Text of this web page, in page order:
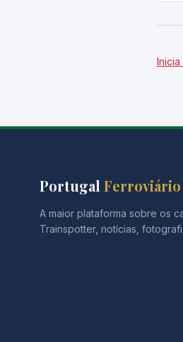
Inicia
Portugal Ferroviário
A maior plataforma sobre os
Trainspotter, notícias,